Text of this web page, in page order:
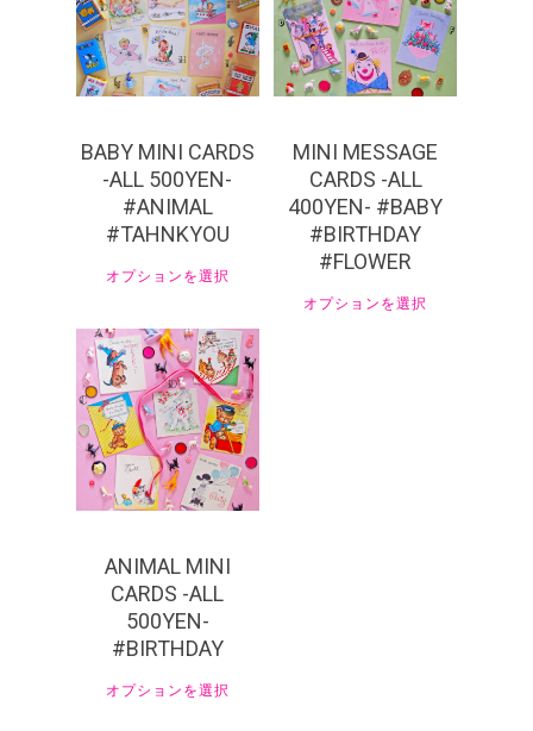
BABY MINI CARDS
-ALL 500YEN-
#ANIMAL
#TAHNKYOU
オプションを選択
MINI MESSAGE
CARDS -ALL
400YEN- #BABY
#BIRTHDAY
#FLOWER
オプションを選択
¥550
ANIMAL MINI
CARDS -ALL
500YEN-
#BIRTHDAY
オプションを選択